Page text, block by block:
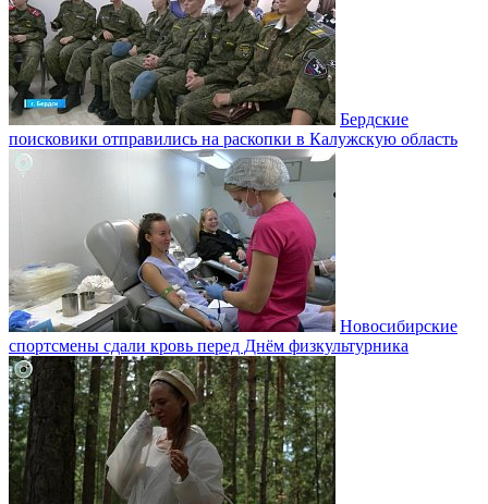
Бердские
поисковики отправились на раскопки в Калужскую область
Новосибирские
спортсмены сдали кровь перед Днём физкультурника